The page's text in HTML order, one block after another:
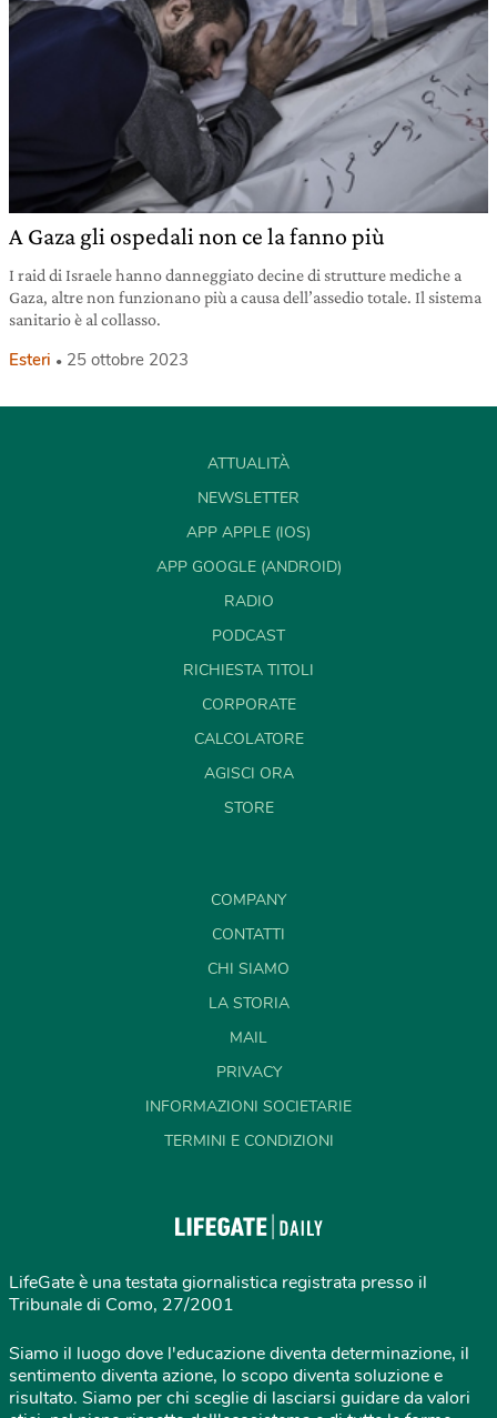
A Gaza gli ospedali non ce la fanno più
I raid di Israele hanno danneggiato decine di strutture mediche a
Gaza, altre non funzionano più a causa dell’assedio totale. Il sistema
sanitario è al collasso.
Esteri 25 ottobre 2023
ATTUALITÀ
NEWSLETTER
APP APPLE (IOS)
APP GOOGLE (ANDROID)
RADIO
PODCAST
RICHIESTA TITOLI
CORPORATE
CALCOLATORE
AGISCI ORA
STORE
COMPANY
CONTATTI
CHI SIAMO
LA STORIA
MAIL
PRIVACY
INFORMAZIONI SOCIETARIE
TERMINI E CONDIZIONI
LifeGate è una testata giornalistica registrata presso il
Tribunale di Como, 27/2001
Siamo il luogo dove l'educazione diventa determinazione, il
sentimento diventa azione, lo scopo diventa soluzione e
risultato. Siamo per chi sceglie di lasciarsi guidare da valori